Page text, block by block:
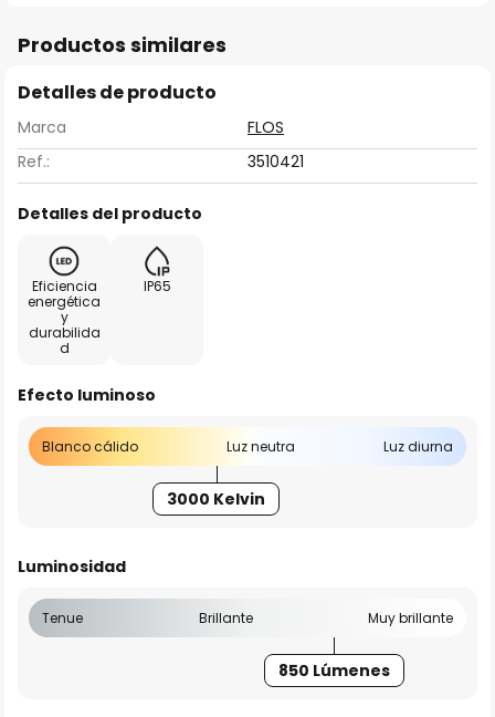
Productos similares
Detalles de producto
Marca
FLOS
Ref.:
3510421
Detalles del producto
Eficiencia
energética
y
durabilida
d
IP65
Efecto luminoso
Blanco cálido Luz neutra Luz diurna
3000 Kelvin
Luminosidad
Tenue Brillante Muy brillante
850 Lúmenes